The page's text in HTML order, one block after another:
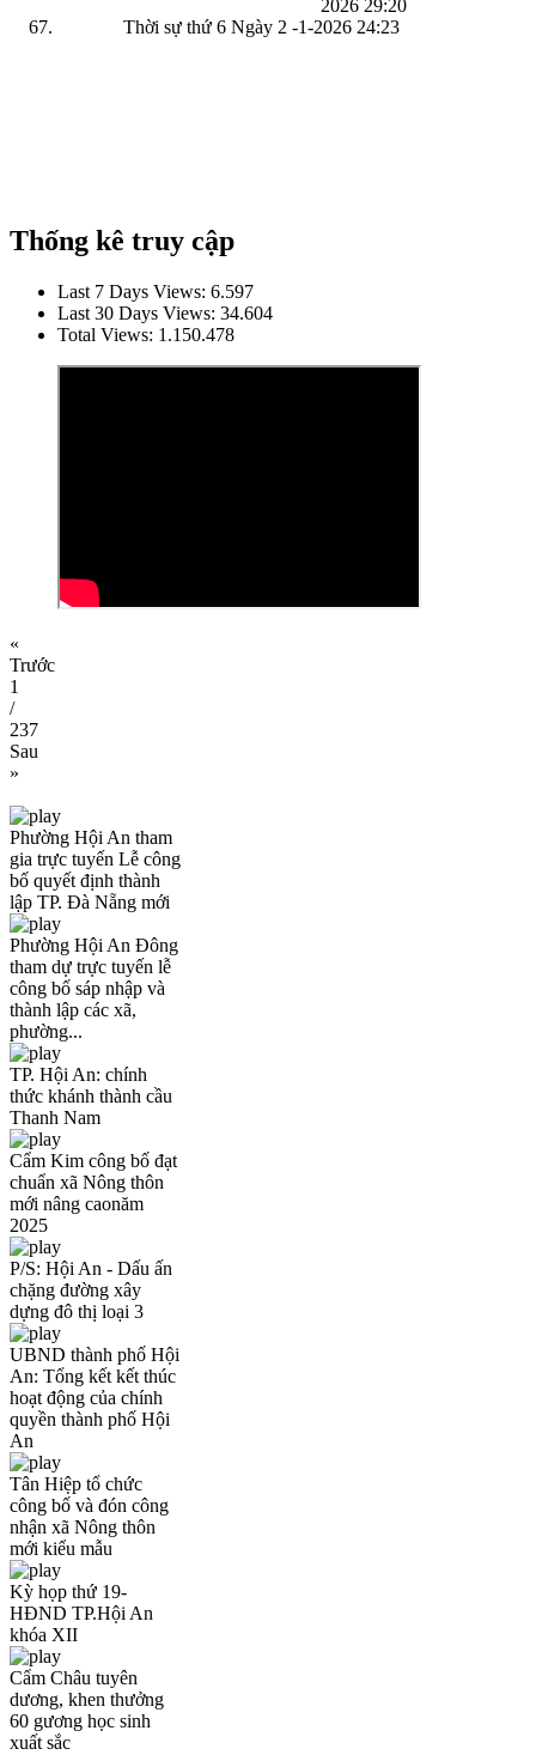
2026 29:20
Thời sự thứ 6 Ngày 2 -1-2026 24:23
Thống kê truy cập
Last 7 Days Views: 6.597
Last 30 Days Views: 34.604
Total Views: 1.150.478
«
Trước
1
/
237
Sau
»
Phường Hội An tham
gia trực tuyến Lễ công
bố quyết định thành
lập TP. Đà Nẵng mới
Phường Hội An Đông
tham dự trực tuyến lễ
công bố sáp nhập và
thành lập các xã,
phường...
TP. Hội An: chính
thức khánh thành cầu
Thanh Nam
Cẩm Kim công bố đạt
chuẩn xã Nông thôn
mới nâng caonăm
2025
P/S: Hội An - Dấu ấn
chặng đường xây
dựng đô thị loại 3
UBND thành phố Hội
An: Tổng kết kết thúc
hoạt động của chính
quyền thành phố Hội
An
Tân Hiệp tổ chức
công bố và đón công
nhận xã Nông thôn
mới kiểu mẫu
Kỳ họp thứ 19-
HĐND TP.Hội An
khóa XII
Cẩm Châu tuyên
dương, khen thưởng
60 gương học sinh
xuất sắc